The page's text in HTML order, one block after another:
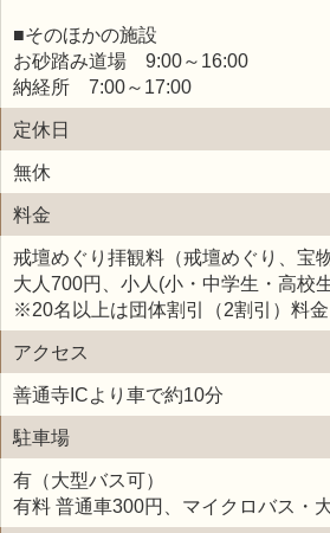
■そのほかの施設
お砂踏み道場 9:00～16:00
納経所 7:00～17:00
定休日
無休
料金
戒壇めぐり拝観料（戒壇めぐり、宝
大人700円、小人(小・中学生・高校
※20名以上は団体割引（2割引）料金
アクセス
善通寺ICより車で約10分
駐車場
有（大型バス可）
有料 普通車300円、マイクロバス・